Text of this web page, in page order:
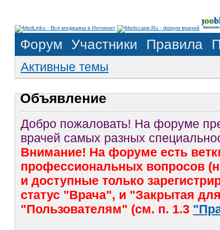
Форум Участники Правила
Активные темы
Объявление
Добро пожаловать! На форуме
врачей самых разных
Внимание! На форуме есть
профессиональных вопросов
и доступные только
статус "Врача", и "Закрытая
"Пользователям" (см. п. 1.3